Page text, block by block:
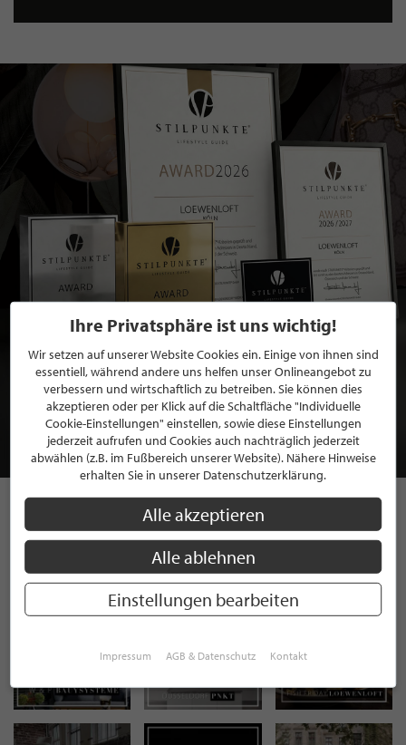
BEWERBEN SIE SICH FÜR EINE GRATIS
MITGLIEDSCHAFT BEI STILPUNKTE®
JETZT GRATIS BEWERBEN
STILPUNKTE AUF
INSTAGRAM
Ihre Privatsphäre ist uns wichtig!
Wir setzen auf unserer Website Cookies ein. Einige von ihnen sind
essentiell, während andere uns helfen unser Onlineangebot zu
verbessern und wirtschaftlich zu betreiben. Sie können dies
akzeptieren oder per Klick auf die Schaltfläche "Individuelle
Cookie-Einstellungen" einstellen, sowie diese Einstellungen
jederzeit aufrufen und Cookies auch nachträglich jederzeit
abwählen (z.B. im Fußbereich unserer Website). Nähere Hinweise
erhalten Sie in unserer Datenschutzerklärung.
Alle akzeptieren
Alle ablehnen
Einstellungen bearbeiten
Impressum AGB & Datenschutz Kontakt